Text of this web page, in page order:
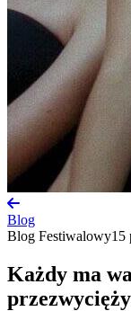
Blog
Blog Festiwalowy15
Każdy ma